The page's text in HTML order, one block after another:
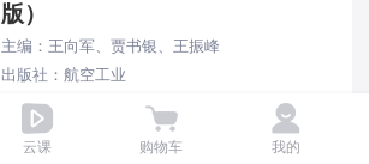
版）
主编：王向军、贾书银、王振峰
出版社：航空工业
ISBN：978-7-5165-4476-1
49.80
云课 购物车 我的